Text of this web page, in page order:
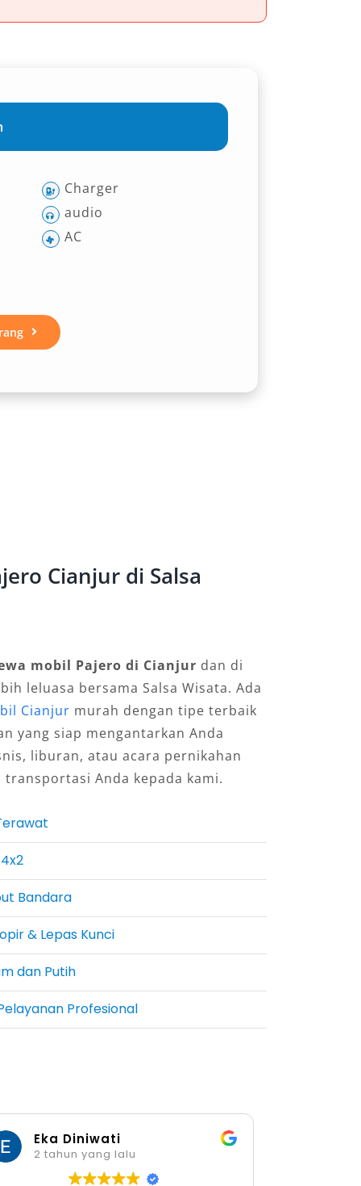
Charger
audio
AC
Cianjur di Salsa
mobil Pajero di Cianjur dan di
leluasa bersama Salsa Wisata. Ada
Cianjur murah dengan tipe terbaik
yang siap mengantarkan Anda
liburan, atau acara pernikahan
Anda kepada kami.
Bandara
& Lepas Kunci
dan Putih
Profesional
Eka Diniwati
2 tahun yang lalu